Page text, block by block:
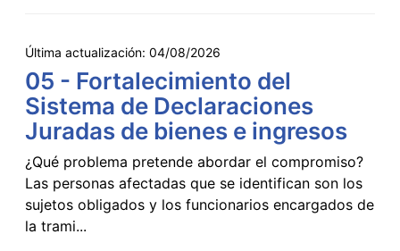
Última actualización: 04/08/2026
05 - Fortalecimiento del
Sistema de Declaraciones
Juradas de bienes e ingresos
¿Qué problema pretende abordar el compromiso?
Las personas afectadas que se identifican son los
sujetos obligados y los funcionarios encargados de
la trami...